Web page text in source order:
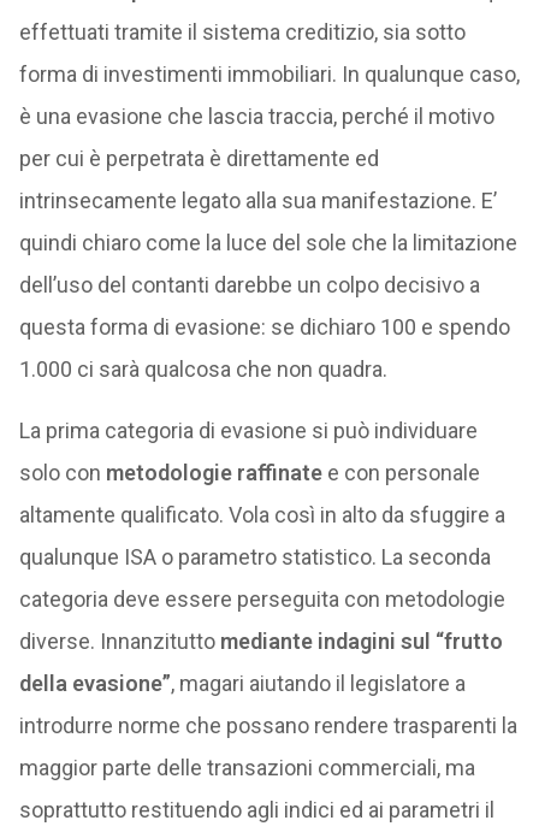
effettuati tramite il sistema creditizio, sia sotto
forma di investimenti immobiliari. In qualunque caso,
è una evasione che lascia traccia, perché il motivo
per cui è perpetrata è direttamente ed
intrinsecamente legato alla sua manifestazione. E’
quindi chiaro come la luce del sole che la limitazione
dell’uso del contanti darebbe un colpo decisivo a
questa forma di evasione: se dichiaro 100 e spendo
1.000 ci sarà qualcosa che non quadra.
La prima categoria di evasione si può individuare
solo con metodologie raffinatee con personale
altamente qualificato. Vola così in alto da sfuggire a
qualunque ISA o parametro statistico. La seconda
categoria deve essere perseguita con metodologie
diverse. Innanzituttomediante indagini sul “frutto
della evasione”, magari aiutando il legislatore a
introdurre norme che possano rendere trasparenti la
maggior parte delle transazioni commerciali, ma
soprattutto restituendo agli indici ed ai parametri il